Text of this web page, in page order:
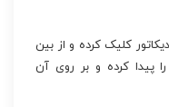
کلیک کرده و از بین
را پیدا کرده و بر روی آن